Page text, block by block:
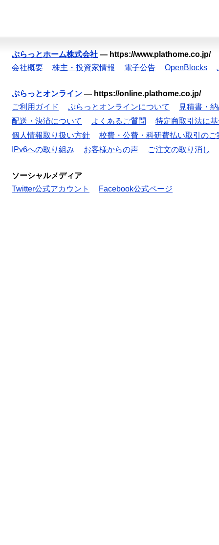
ぷらっとホーム株式会社 — https://www.plathome.co.jp/
会社概要
株主・投資家情報 電子公告 OpenBlocks
ぷらっとオンライン — https://online.plathome.co.jp/
ご利用ガイド
ぷらっとオンラインについて
見積書・
配送・決済について
よくあるご質問
特定商取引法に
個人情報取り扱い方針
校費・公費・科研費払い取引のご
IPv6への取り組み
お客様からの声 ご注文の取り消し
ソーシャルメディア
Twitter公式アカウント
Facebook公式ページ